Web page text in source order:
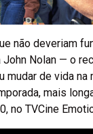
não deveriam
John Nolan — o
de vida na
mais
no TVCine